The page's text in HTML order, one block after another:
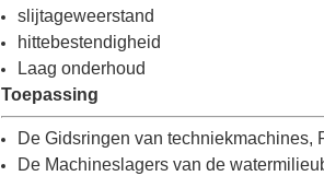
slijtageweerstand
hittebestendigheid
Laag onderhoud
Toepassing
De Gidsringen van techniekmachines,
De Machineslagers van de